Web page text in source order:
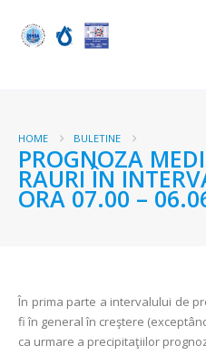
HOME BULETINE
PROGNOZA
RAURI ÎN
ORA 07.00 –
În prima parte a intervalului de
fi în general în creştere
ca urmare a precipitaţiilor